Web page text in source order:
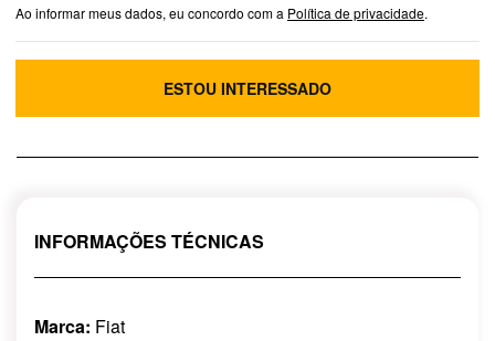
Ao informar meus dados, eu concordo com a Política de privacidade.
ESTOU INTERESSADO
INFORMAÇÕES TÉCNICAS
Marca: Fiat